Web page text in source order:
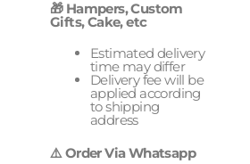
🎁 Hampers, Custom
Gifts, Cake, etc
Estimated delivery
time may differ
Delivery fee will be
applied according
to shipping
address
⚠️ Order Via Whatsapp